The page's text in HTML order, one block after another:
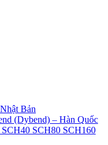
Bản
(Dybend) – Hàn Quốc
SCH80 SCH160